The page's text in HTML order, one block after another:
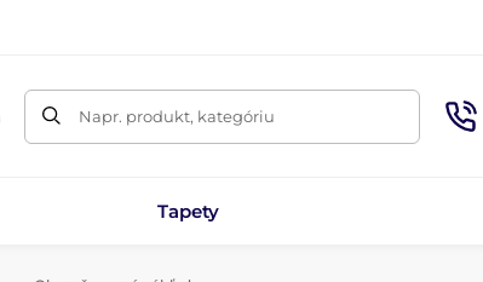
Napr. produkt, kategóriu
Tapety